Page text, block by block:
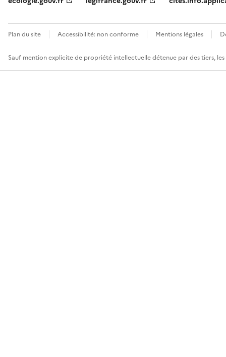
Plan du site Accessibilité: non conforme Mentions légales
Sauf mention explicite de propriété intellectuelle détenue par des tiers,